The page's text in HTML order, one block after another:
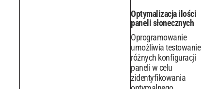
Optymalizacja ilości
paneli słonecznych
Oprogramowanie
umożliwia testowanie
różnych konfiguracji
paneli w celu
zidentyfikowania